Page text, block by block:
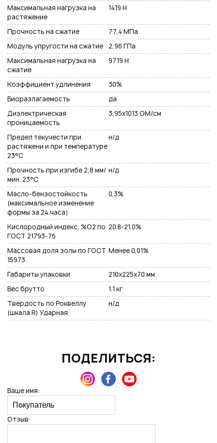
Максимальная нагрузка на
растяжение
1419 Н
Прочность на сжатие
77,4 МПа
Модуль упругости на сжатие
2,96 ГПа
Максимальная нагрузка на
сжатие
9719 Н
Коэффициент удлинения
30%
Биоразлагаемость
да
Диэлектрическая
проницаемость
3,95х1013 ОМ/см
Предел текучести при
растяжени и при температуре
23°С
н/д
Прочность при изгибе 2,8 мм/
мин. 23°C
н/д
Масло-бензостойкость
(максимальное изменение
формы за 24 часа)
0,3%
Кислородный индекс, %O2 по
ГОСТ 21793-76
20.8-21.0%
Массовая доля золы по ГОСТ
15973
Менее 0,01%
Габариты упаковки
210х225х70 мм
Вес брутто
1.1 кг
Твердость по Роквеллу
(шкала R) Ударная
н/д
ПОДЕЛИТЬСЯ:
Ваше имя:
Отзыв: